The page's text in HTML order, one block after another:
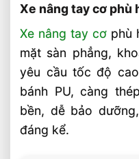
Xe nâng tay cơ phù
Xe nâng tay cơphù
mặt sàn phẳng,
yêu cầu tốc độ
bánh PU, càng
bền, dễ bảo
đáng kể.